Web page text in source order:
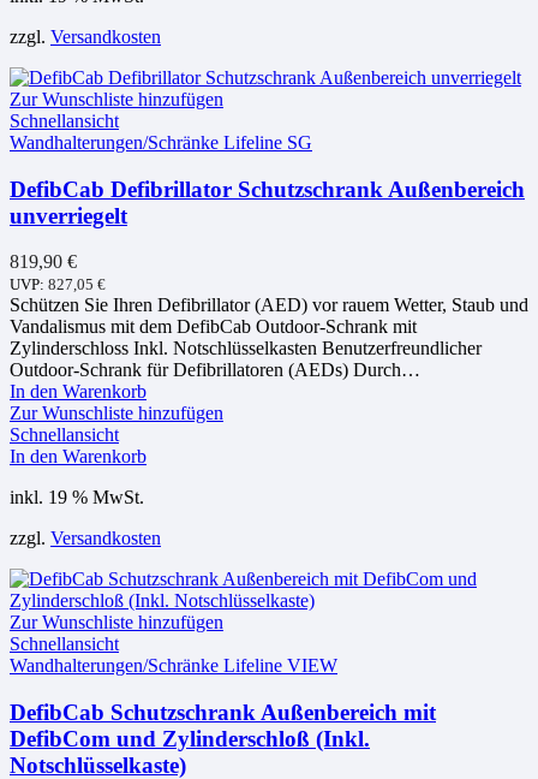
zzgl. Versandkosten
Zur Wunschliste hinzufügen
Schnellansicht
Wandhalterungen/Schränke Lifeline SG
DefibCab Defibrillator Schutzschrank Außenbereich
unverriegelt
819,90 €
UVP: 827,05 €
Schützen Sie Ihren Defibrillator (AED) vor rauem Wetter, Staub und
Vandalismus mit dem DefibCab Outdoor-Schrank mit
Zylinderschloss Inkl. Notschlüsselkasten Benutzerfreundlicher
Outdoor-Schrank für Defibrillatoren (AEDs) Durch…
In den Warenkorb
Zur Wunschliste hinzufügen
Schnellansicht
In den Warenkorb
inkl. 19 % MwSt.
zzgl. Versandkosten
Zur Wunschliste hinzufügen
Schnellansicht
Wandhalterungen/Schränke Lifeline VIEW
DefibCab Schutzschrank Außenbereich mit
DefibCom und Zylinderschloß (Inkl.
Notschlüsselkaste)